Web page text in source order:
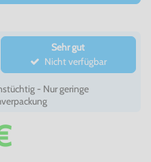
Sehr gut
Nicht verfügbar
- Nur geringe